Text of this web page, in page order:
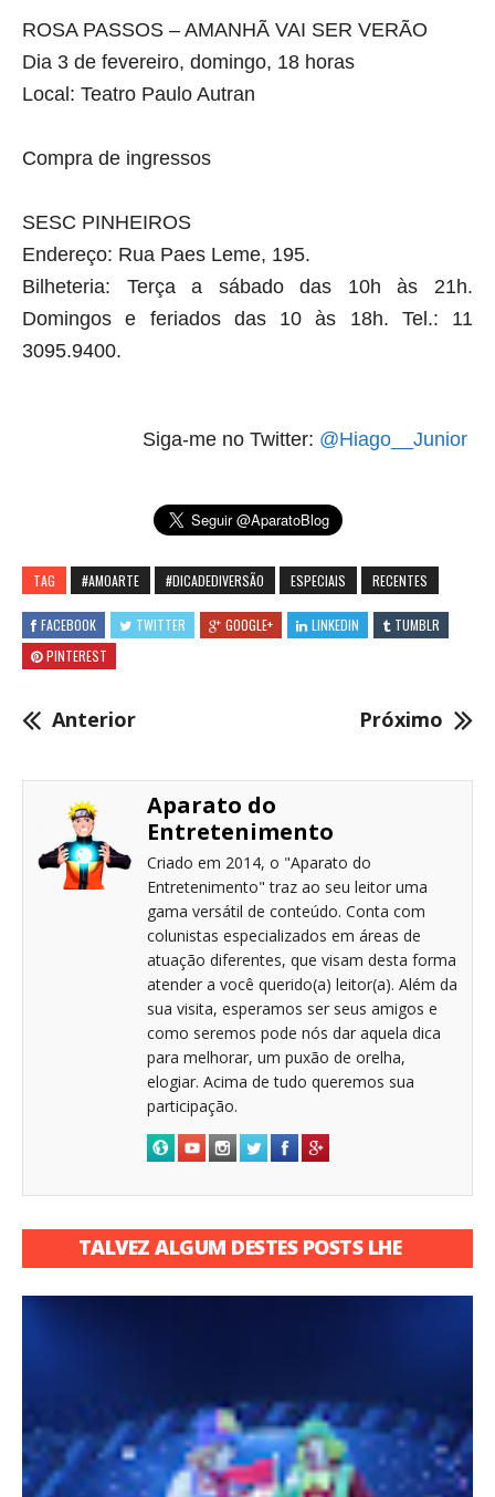
ROSA PASSOS – AMANHÃ VAI SER VERÃO
Dia 3 de fevereiro, domingo, 18 horas
Local: Teatro Paulo Autran
Compra de ingressos
SESC PINHEIROS
Endereço: Rua Paes Leme, 195.
Bilheteria: Terça a sábado das 10h às 21h.
Domingos e feriados das 10 às 18h. Tel.: 11
3095.9400.
Siga-me no Twitter: @Hiago__Junior
TAG #AMOARTE #DICADEDIVERSÃO ESPECIAIS RECENTES
FACEBOOK TWITTER GOOGLE+ LINKEDIN
TUMBLR
PINTEREST
Anterior Próximo
Aparato do
Entretenimento
Criado em 2014, o "Aparato do
Entretenimento" traz ao seu leitor uma
gama versátil de conteúdo. Conta com
colunistas especializados em áreas de
atuação diferentes, que visam desta forma
atender a você querido(a) leitor(a). Além da
sua visita, esperamos ser seus amigos e
como seremos pode nós dar aquela dica
para melhorar, um puxão de orelha,
elogiar. Acima de tudo queremos sua
participação.
TALVEZ ALGUM DESTES POSTS LHE